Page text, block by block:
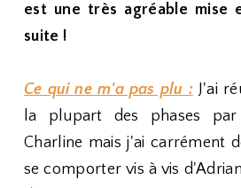
est une très agréable mise
suite !
Ce qui ne m'a pas plu :J'ai
la plupart des phases par
Charline mais j'ai carrément
se comporter vis à vis